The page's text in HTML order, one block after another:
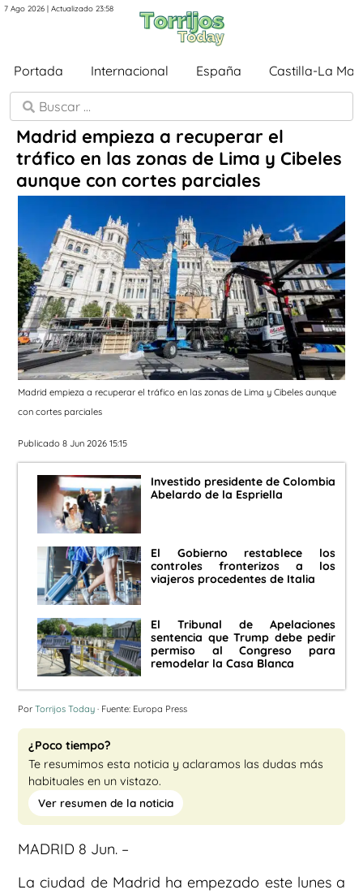
7 Ago 2026 | Actualizado 23:58
Portada Internacional España Castilla-La
Madrid empieza a recuperar el
tráfico en las zonas de Lima y Cibeles
aunque con cortes parciales
Madrid empieza a recuperar el tráfico en las zonas de Lima y Cibeles aunque
con cortes parciales
Publicado 8 Jun 2026 15:15
Investido presidente de Colombia
Abelardo de la Espriella
El Gobierno restablece los
controles fronterizos a los
viajeros procedentes de Italia
El Tribunal de Apelaciones
sentencia que Trump debe pedir
permiso al Congreso para
remodelar la Casa Blanca
Por Torrijos Today · Fuente: Europa Press
¿Poco tiempo?
Te resumimos esta noticia y aclaramos las dudas más
habituales en un vistazo.
Ver resumen de la noticia
MADRID 8 Jun. –
La ciudad de Madrid ha empezado este lunes a